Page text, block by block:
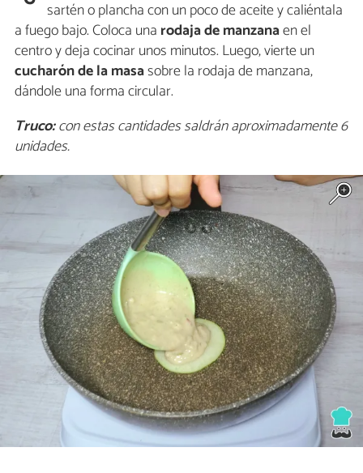
sartén o plancha con un poco de aceite y caliéntala
a fuego bajo. Coloca una rodaja de manzanaen el
centro y deja cocinar unos minutos. Luego, vierte un
cucharón de la masasobre la rodaja de manzana,
dándole una forma circular.
Truco:con estas cantidades saldrán aproximadamente 6
unidades.